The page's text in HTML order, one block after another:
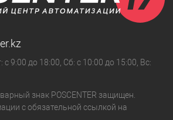
9:00 до 18:00, Сб: с 10:00 до 15:00, Вс:
знак POSCENTER защищен.
с обязательной ссылкой на